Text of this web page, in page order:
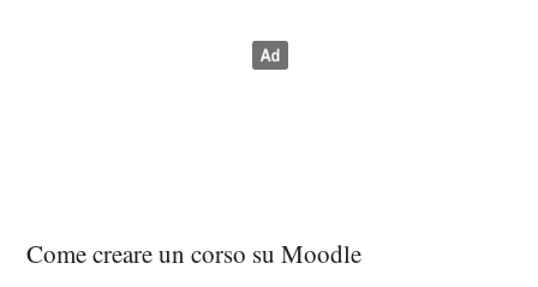
Come creare un corso su Moodle